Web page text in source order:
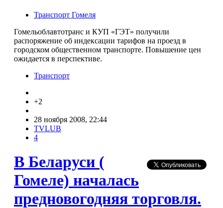
Транспорт Гомеля
Гомельоблавтотранс и КУП «ГЭТ» получили
распоряжение об индексации тарифов на проезд в
городском общественном транспорте. Повышение цен
ожидается в перспективе.
Транспорт
+2
28 ноября 2008, 22:44
TVLUB
4
В Беларуси (
Гомеле) началась
предновогодняя торговля.